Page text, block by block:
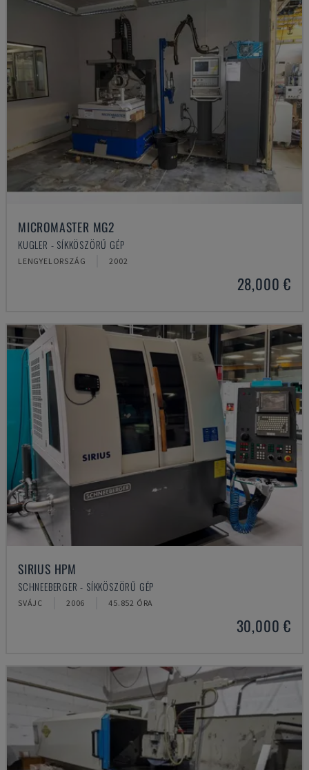
MICROMASTER MG2
KUGLER - SÍKKÖSZÖRŰ GÉP
LENGYELORSZÁG 2002
28,000 €
SIRIUS HPM
SCHNEEBERGER - SÍKKÖSZÖRŰ GÉP
SVÁJC 2006 45.852 ÓRA
30,000 €